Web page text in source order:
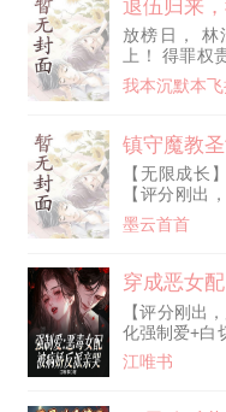
斤的漆黑双
什么滔天大
那我沈长安
退伍归来
放榜日， 林
上！ 得罪权
替， 退伍归
军魂绝对不能
我本沉默本飞
镇守魔教
【无限成长
【评分刚出
官当权，魔
穿越为了一
力】 【镇守
法】 【镇守
然本以为自
打压，被迫
墨云首首
穿成恶女
【评分刚出
化强制爱+白
恶毒女配，
而陆氏集团
江唯书